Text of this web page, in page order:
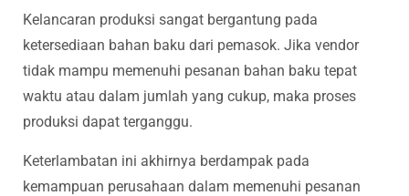
Kelancaran produksi sangat bergantung pada
ketersediaan bahan baku dari pemasok. Jika vendor
tidak mampu memenuhi pesanan bahan baku tepat
waktu atau dalam jumlah yang cukup, maka proses
produksi dapat terganggu.
Keterlambatan ini akhirnya berdampak pada
kemampuan perusahaan dalam memenuhi pesanan